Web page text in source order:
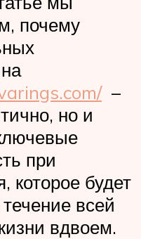
почему
–
но и
при
которое будет
всей
вдвоем.